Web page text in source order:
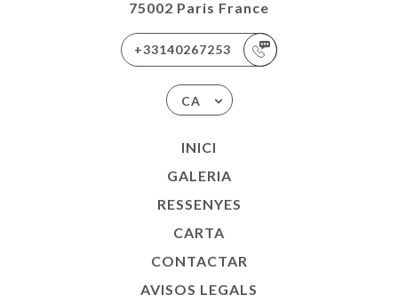
75002 Paris France
+33140267253
CA
INICI
GALERIA
RESSENYES
CARTA
CONTACTAR
AVISOS LEGALS